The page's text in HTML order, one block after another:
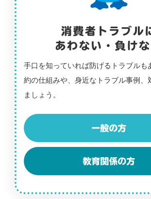
手口を知っていれば防げるトラブルも
約の仕組みや、身近なトラブル事例、
ましょう。